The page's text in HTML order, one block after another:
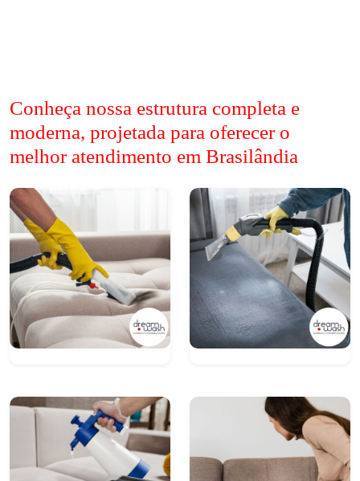
Conheça nossa estrutura completa e
moderna, projetada para oferecer o
melhor atendimento em Brasilândia